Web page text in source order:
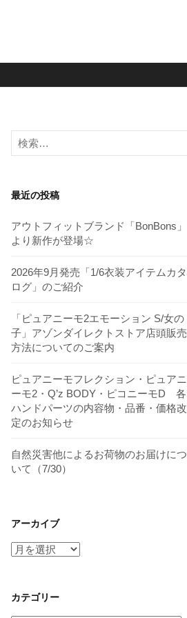
検
索:
最近の投稿
アウトフィットブランド「BonBons」
より新作が登場☆
2026年9月発売「1/6衣装アイテムカタ
ログ」のご紹介
「ピュアニーモ2エモーション S/女の
子」アゾンダイレクトストア店頭販売
方法についてのご案内
ピュアニーモフレクション・ピュアニ
ーモ2・Q’z BODY・ピコニーモD 各
ハンドパーツの内容物・品番・価格改
定のお知らせ
自然災害他によるお荷物のお届けにつ
いて（7/30）
アーカイブ
ア
イ
ブ
カテゴリー